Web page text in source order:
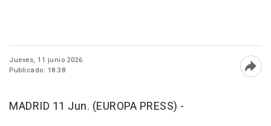
Jueves, 11 junio 2026
Publicado: 18:38
MADRID 11 Jun. (EUROPA PRESS) -